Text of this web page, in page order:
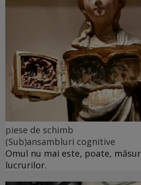
piese de schimb
(Sub)ansambluri cognitive
Omul nu mai este, poate,
lucrurilor.